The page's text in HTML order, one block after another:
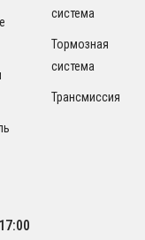
система
Тормозная
система
Трансмиссия